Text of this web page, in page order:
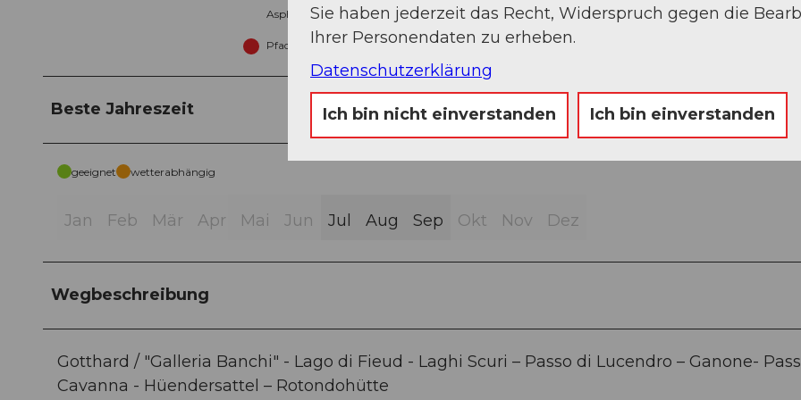
Asphalt (8%) Weg (19%)
Pfad (35%)
Beste Jahreszeit
geeignet wetterabhängig
Jan Feb Mär Apr Mai Jun Jul Aug Sep Okt Nov Dez
Wegbeschreibung
Gotthard / "Galleria Banchi" - Lago di Fieud - Laghi Scuri – Passo di Lucendro – Ganone-
Cavanna - Hüendersattel – Rotondohütte
Sie haben jederzeit das Recht, Widerspruch gegen die
Ihrer Personendaten zu erheben.
Datenschutzerklärung
Ich bin nicht einverstanden Ich bin einverstanden